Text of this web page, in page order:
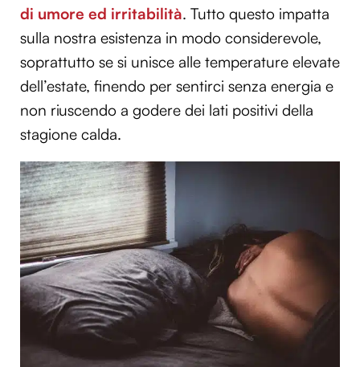
di umore ed irritabilità. Tutto questo impatta
sulla nostra esistenza in modo considerevole,
soprattutto se si unisce alle temperature elevate
dell’estate, finendo per sentirci senza energia e
non riuscendo a godere dei lati positivi della
stagione calda.